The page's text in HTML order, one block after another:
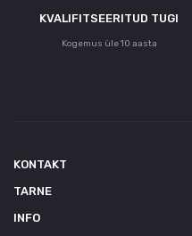
KVALIFITSEERITUD TUGI
Kogemus üle 10 aasta
KONTAKT
TARNE
INFO